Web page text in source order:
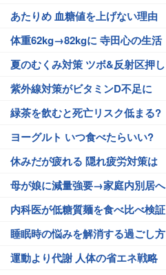
あたりめ 血糖値を上げない理由
体重62kg→82kgに 寺田心の生活
夏のむくみ対策 ツボ&反射区押し
紫外線対策がビタミンD不足に
緑茶を飲むと死亡リスク低まる?
ヨーグルト いつ食べたらいい?
休みだが疲れる 隠れ疲労対策は
母が娘に減量強要→家庭内別居へ
内科医が低糖質麺を食べ比べ検証
睡眠時の悩みを解消する過ごし方
運動より代謝 人体の省エネ戦略